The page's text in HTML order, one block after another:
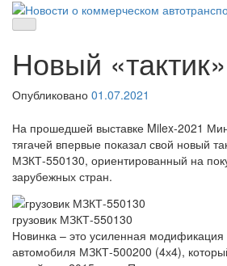
Skip
Новости о коммерческом автотранспорте
Новости о коммерческом
Новый
Опубликовано 01.07.2021
На прошедшей выставке Milex-2021
тягачей впервые показал свой новый
МЗКТ-550130, ориентированный на
зарубежных стран.
грузовик МЗКТ-550130
Новинка – это усиленная модификация
автомобиля МЗКТ-500200 (4х4),